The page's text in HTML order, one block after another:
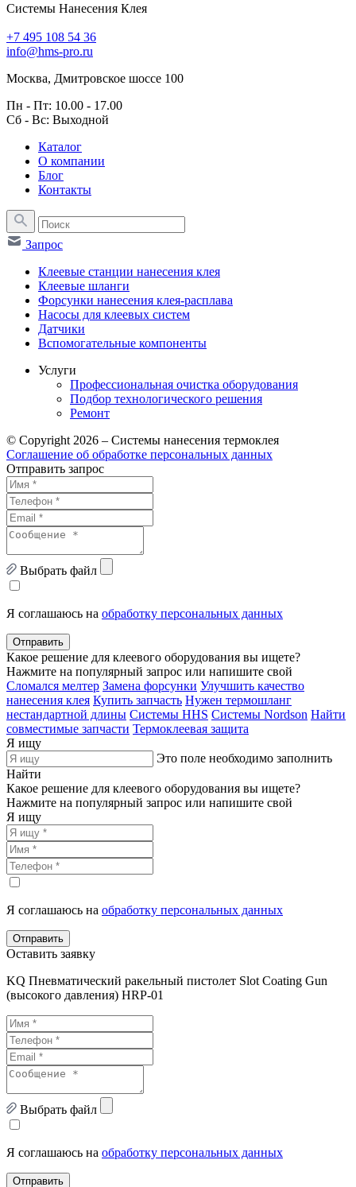
Системы Нанесения Клея
+7 495 108 54 36
info@hms-pro.ru
Москва, Дмитровское шоссе 100
Пн - Пт: 10.00 - 17.00
Сб - Вс: Выходной
Каталог
О компании
Блог
Контакты
Запрос
Клеевые станции нанесения клея
Клеевые шланги
Форсунки нанесения клея-расплава
Насосы для клеевых систем
Датчики
Вспомогательные компоненты
Услуги
Профессиональная очистка оборудования
Подбор технологического решения
Ремонт
© Copyright 2026 – Системы нанесения термоклея
Соглашение об обработке персональных данных
Отправить запрос
Выбрать файл
Я соглашаюсь на обработку персональных данных
Отправить
Какое решение для клеевого оборудования вы ищете?
Нажмите на популярный запрос или напишите свой
Сломался мелтер Замена форсунки Улучшить качество
нанесения клея Купить запчасть Нужен термошланг
нестандартной длины Системы HHS Системы Nordson Найти
совместимые запчасти Термоклеевая защита
Я ищу
Это поле необходимо заполнить
Найти
Какое решение для клеевого оборудования вы ищете?
Нажмите на популярный запрос или напишите свой
Я ищу
Я соглашаюсь на обработку персональных данных
Отправить
Оставить заявку
KQ Пневматический ракельный пистолет Slot Coating Gun
(высокого давления) HRP-01
Выбрать файл
Я соглашаюсь на обработку персональных данных
Отправить